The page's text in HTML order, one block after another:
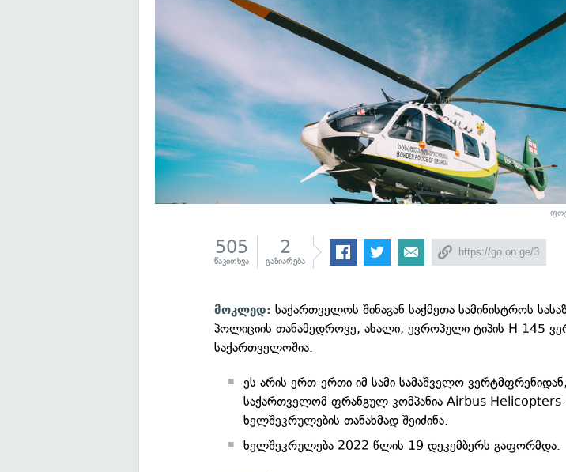
505
წაკითხვა
2
გაზიარება
მოკლედ: საქართველოს შინაგან საქმეთა სამინისტროს
პოლიციის თანამედროვე, ახალი, ევროპული ტიპის H 145
საქართველოშია.
ეს არის ერთ-ერთი იმ სამი სამაშველო
საქართველომ ფრანგულ კომპანია Airbus
ხელშეკრულების თანახმად შეიძინა.
ხელშეკრულება 2022 წლის 19 დეკემბერს გაფორმდა.